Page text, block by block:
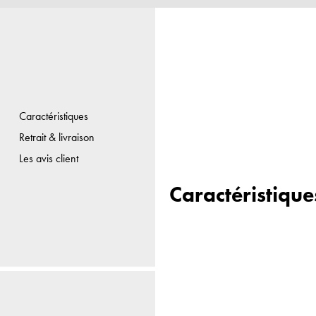
Caractéristiques
Retrait & livraison
Les avis client